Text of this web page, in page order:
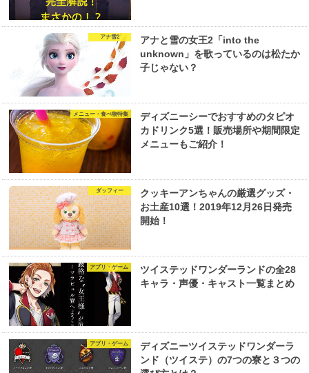
アナ雪2
アナと雪の女王2「into the
unknown」を歌っているのは松たか
子じゃない？
メニュー・食べ物特集
ディズニーシーでおすすめのタピオ
カドリンク5選！販売場所や期間限定
メニューもご紹介！
ダッフィー
クッキーアンちゃんの厳選グッズ・
お土産10選！2019年12月26日発売
開始！
アプリ・ゲーム
ツイステッドワンダーランドの全28
キャラ・声優・キャスト一覧まとめ
アプリ・ゲーム
ディズニーツイステッドワンダーラ
ンド（ツイステ）の7つの寮と３つの